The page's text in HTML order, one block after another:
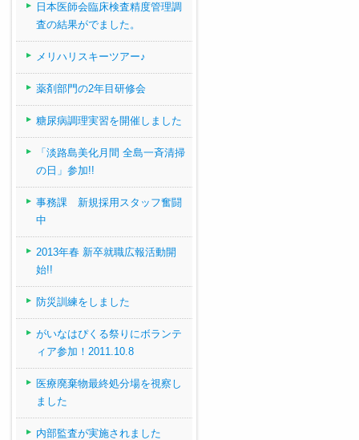
日本医師会臨床検査精度管理調
査の結果がでました。
メリハリスキーツアー♪
薬剤部門の2年目研修会
糖尿病調理実習を開催しました
「淡路島美化月間 全島一斉清掃
の日」参加!!
事務課 新規採用スタッフ奮闘
中
2013年春 新卒就職広報活動開
始!!
防災訓練をしました
がいなはぴくる祭りにボランテ
ィア参加！2011.10.8
医療廃棄物最終処分場を視察し
ました
内部監査が実施されました